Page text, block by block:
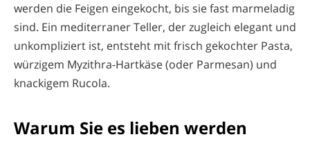
werden die Feigen eingekocht, bis sie fast marmeladig
sind. Ein mediterraner Teller, der zugleich elegant und
unkompliziert ist, entsteht mit frisch gekochter Pasta,
würzigem Myzithra-Hartkäse (oder Parmesan) und
knackigem Rucola.
Warum Sie es lieben werden